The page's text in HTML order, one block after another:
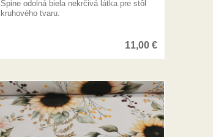
Špine odolná biela nekrčivá látka pre stôl
kruhového tvaru.
11,00€